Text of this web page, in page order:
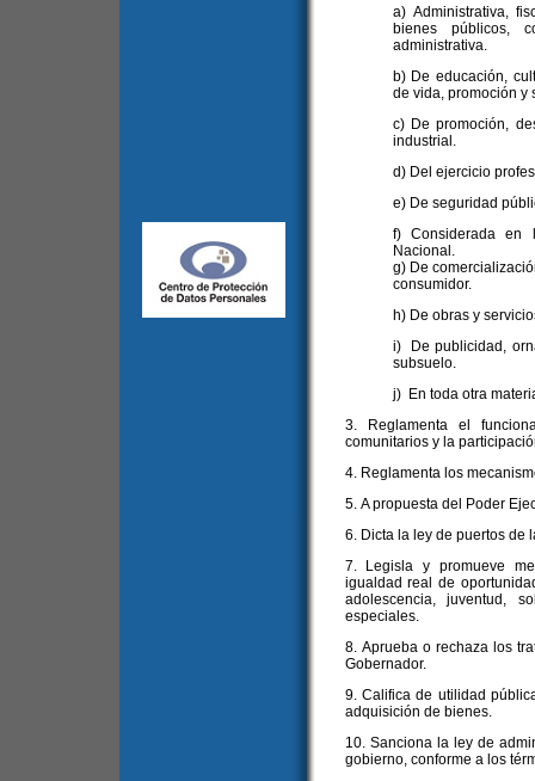
a) Administrativa,
bienes públicos,
administrativa.
b) De educación,
de vida, promoción y
c) De promoción,
industrial.
d) Del ejercicio
e) De seguridad
f) Considerada en
Nacional.
g) De
consumidor.
h) De obras y
i) De publicidad,
subsuelo.
j) En toda otra
3. Reglamenta el
comunitarios y la
4. Reglamenta los
5. A propuesta del Poder
6. Dicta la ley de puertos de
7. Legisla y promueve
igualdad real de
adolescencia, juventud,
especiales.
8. Aprueba o rechaza los
Gobernador.
9. Califica de utilidad
adquisición de bienes.
10. Sanciona la ley de
gobierno, conforme a los